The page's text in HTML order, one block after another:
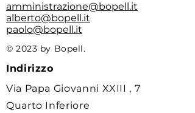
amministrazione@bopell.it
alberto@bopell.it
paolo@bopell.it
© 2023 by Bopell.
Indirizzo
Via Papa Giovanni XXIII , 7
Quarto Inferiore